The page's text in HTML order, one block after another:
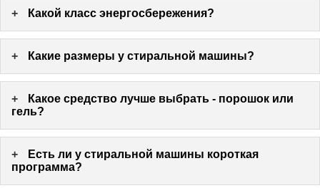
+ Какой класс энергосбережения?
+ Какие размеры у стиральной машины?
+
Какое средство лучше выбрать - порошок или
гель?
+
Есть ли у стиральной машины короткая
программа?